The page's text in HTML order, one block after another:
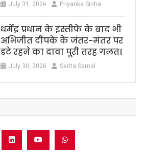
July 31, 2026 Priyanka Sinha
धर्मेंद्र प्रधान के इस्तीफे के बाद भी
अभिजीत दीपके के जंतर-मंतर पर
डटे रहने का दावा पूरी तरह गलत।
July 30, 2026 Sarita Samal